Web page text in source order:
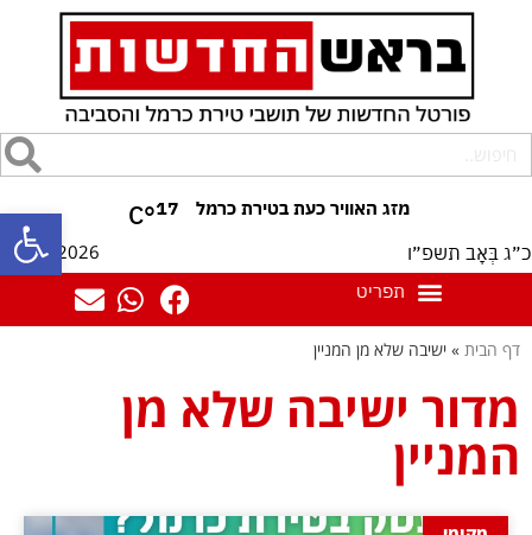
פתח 17
°C
כ״ג בְּאָב תשפ״ו 06/08/2026
דף הבית » ישיבה שלא מן המניין
מדור ישיבה שלא מן
המניין